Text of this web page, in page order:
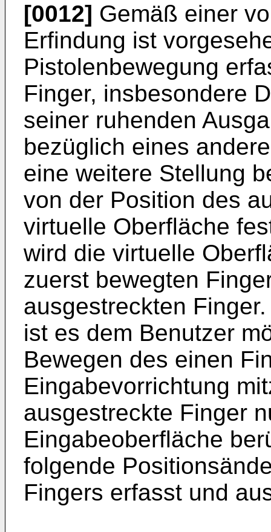
[0012] Gemäß einer
Erfindung ist
Pistolenbewegung
Finger, insbesondere
seiner ruhenden
bezüglich eines
eine weitere Stellung
von der Position des
virtuelle Oberfläche
wird die virtuelle
zuerst bewegten
ausgestreckten
ist es dem Benutzer
Bewegen des einen
Eingabevorrichtung
ausgestreckte Finger
Eingabeoberfläche
folgende
Fingers erfasst und